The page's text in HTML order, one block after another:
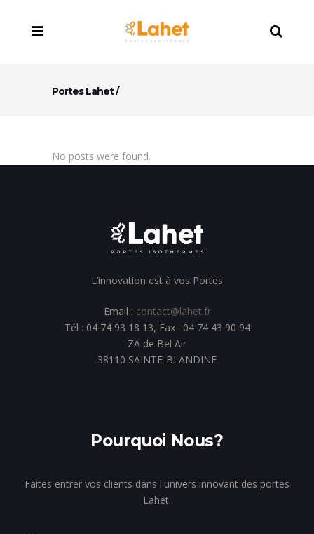
Portes Lahet/
No posts were found.
L’innovation est à vos Portes
Email : contact@lahet.fr
Tél : 04 74 93 18 13, Fax : 04 74 43 90 94
ZA de Bel Air
38110 SAINTE-BLANDINE
Pourquoi Nous?
Faites entrer vos clients dans l'univers innovant des portes
Lahet.